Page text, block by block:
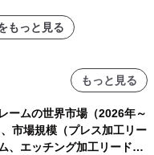
もっと見る
もっと見る
ームの世界市場（2026年～
市場規模（プレス加工リー
、エッチング加工リードフ